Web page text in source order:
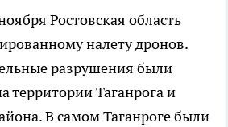
Ростовская область
налету дронов.
разрушения были
территории Таганрога и
В самом Таганроге были